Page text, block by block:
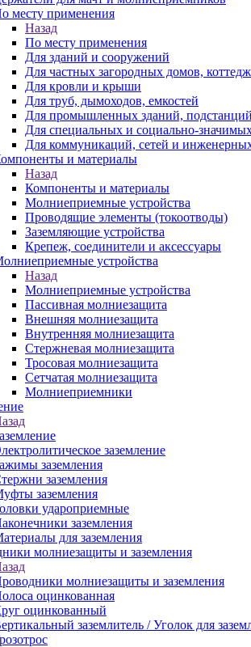
месту применения
Назад
По месту применения
Для зданий и сооружений
Для частных загородных домов,
Для кровли и крыши
Для труб, дымоходов, емкостей
Для промышленных зданий,
Для специальных и социально-
Для коммуникаций, сетей и
и материалы
Назад
Компоненты и материалы
Молниеприемные устройства
Проводящие элементы (токоотводы)
Заземляющие устройства
Крепеж, соединители и аксессуары
устройства
Назад
Молниеприемные устройства
Пассивная молниезащита
Внешняя молниезащита
Внутренняя молниезащита
Стержневая молниезащита
Тросовая молниезащита
Сетчатая молниезащита
Молниеприемники
заземление
заземления
заземления
заземления
удароприемные
заземления
для заземления
молниезащиты и заземления
молниезащиты и заземления
оцинкованная
оцинкованный
заземлитель / Уголок для